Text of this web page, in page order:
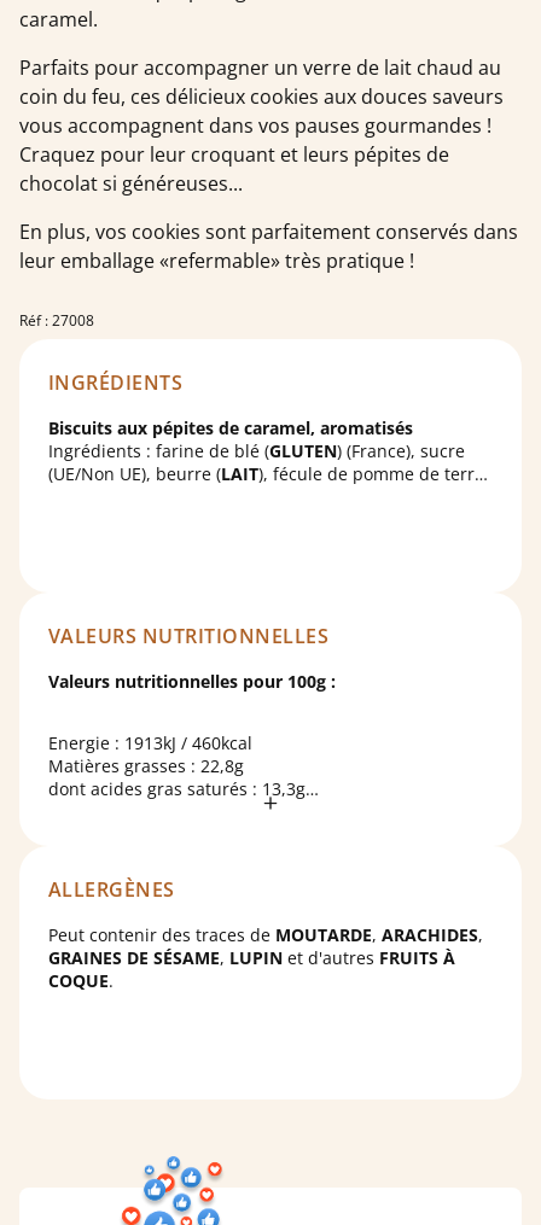
caramel.
Parfaits pour accompagner un verre de lait chaud au
coin du feu, ces délicieux cookies aux douces saveurs
vous accompagnent dans vos pauses gourmandes !
Craquez pour leur croquant et leurs pépites de
chocolat si généreuses...
En plus, vos cookies sont parfaitement conservés dans
leur emballage «refermable» très pratique !
Réf : 27008
INGRÉDIENTS
Biscuits aux pépites de caramel, aromatisés
Ingrédients : farine de blé (GLUTEN) (France), sucre
(UE/Non UE), beurre (LAIT), fécule de pomme de terre,
VALEURS NUTRITIONNELLES
Valeurs nutritionnelles pour 100g :
Energie : 1913kJ / 460kcal
Matières grasses : 22,8g
dont acides gras saturés : 13,3g
Sel : 1,099g
ALLERGÈNES
Peut contenir des traces de MOUTARDE, ARACHIDES,
GRAINES DE SÉSAME, LUPIN et d'autres FRUITS À
COQUE.